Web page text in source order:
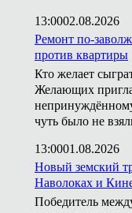
13:0002.08.2026
Ремонт по-
против квартиры
Кто желает
Желающих
чуть было не
13:0001.08.2026
Новый земский
Наволоках и
Победитель